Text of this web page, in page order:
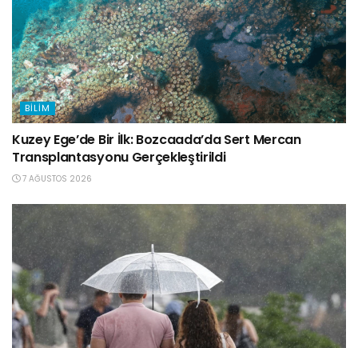
BILIM
Kuzey Ege’de Bir İlk: Bozcaada’da Sert Mercan
Transplantasyonu Gerçekleştirildi
7 AĞUSTOS 2026